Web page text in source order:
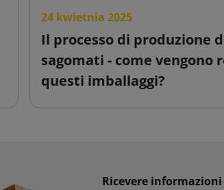
24 kwietnia 2025
Il processo di produzione
sagomati - come vengono
questi imballaggi?
Ricevere